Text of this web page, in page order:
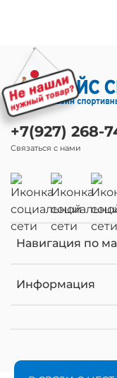
Навигация по
Информация
+7(927) 268-
Связаться с нами